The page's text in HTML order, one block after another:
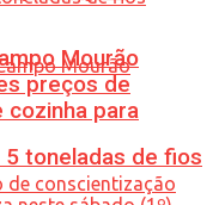
toneladas de fios
Mourão
preços de
para